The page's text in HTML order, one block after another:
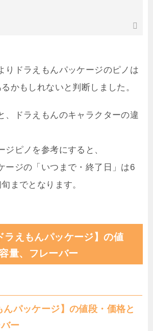
りドラえもんパッケージのピノは
かもしれないと判断しました。
、ドラえもんのキャラクターの違
ジピノを参考にすると、
ージの「いつまで・終了日」は6
までとなります。
ラえもんパッケージ】の値
量、フレーバー
んパッケージ】の値段・価格と
ー